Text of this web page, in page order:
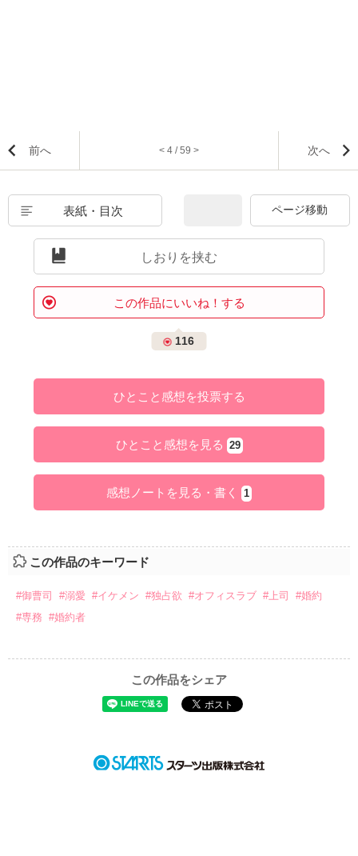
前へ < 4 / 59 > 次へ
表紙・目次
しおりを挟む
この作品にいいね！する
116
ひとこと感想を投票する
ひとこと感想を見る 29
感想ノートを見る・書く 1
この作品のキーワード
#御曹司 #溺愛 #イケメン #独占欲 #オフィスラブ #上司
#婚約
#専務 #婚約者
この作品をシェア